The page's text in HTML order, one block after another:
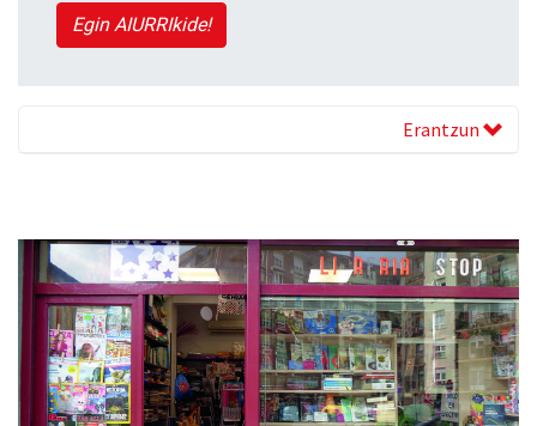
Egin AIURRIkide!
Erantzun